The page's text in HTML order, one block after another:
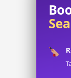
Skippers